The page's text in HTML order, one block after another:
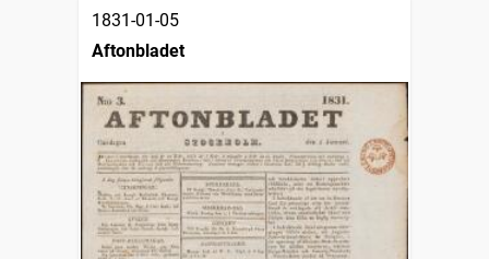
1831-01-05
Aftonbladet